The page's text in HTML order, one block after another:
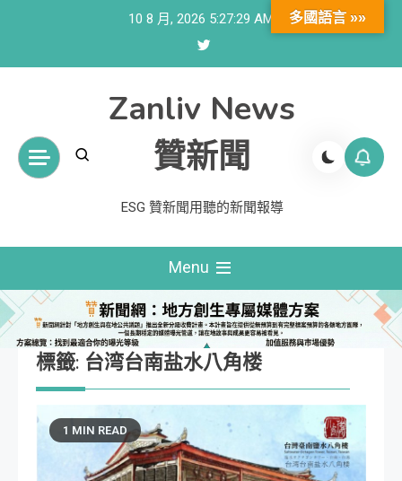
10 8 月, 2026 5:27:30 AM
Zanliv News
贊新聞
ESG 贊新聞用聽的新聞報導
Menu
標籤: 台湾台南盐水八角楼
1 MIN READ
多國語言 »»